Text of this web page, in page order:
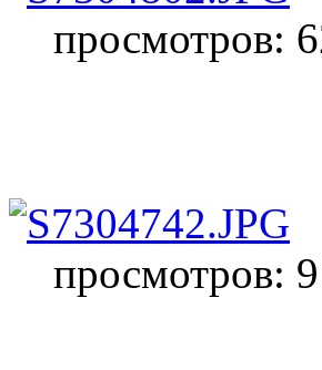
просмотров:
просмотров: